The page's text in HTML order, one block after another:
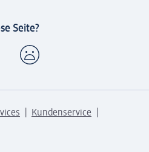
Seite?
Kundenservice